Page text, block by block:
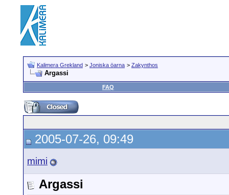
Kalimera Grekland > Joniska öarna > Zakynthos
Argassi
FAQ
2005-07-26, 09:49
mimi
Argassi